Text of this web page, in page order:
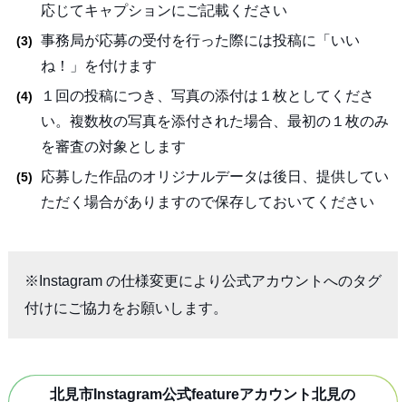
応じてキャプションにご記載ください
事務局が応募の受付を行った際には投稿に「いい
ね！」を付けます
１回の投稿につき、写真の添付は１枚としてくださ
い。複数枚の写真を添付された場合、最初の１枚のみ
を審査の対象とします
応募した作品のオリジナルデータは後日、提供してい
ただく場合がありますので保存しておいてください
※Instagram の仕様変更により公式アカウントへのタグ
付けにご協力をお願いします。
北見市Instagram公式featureアカウント北見の